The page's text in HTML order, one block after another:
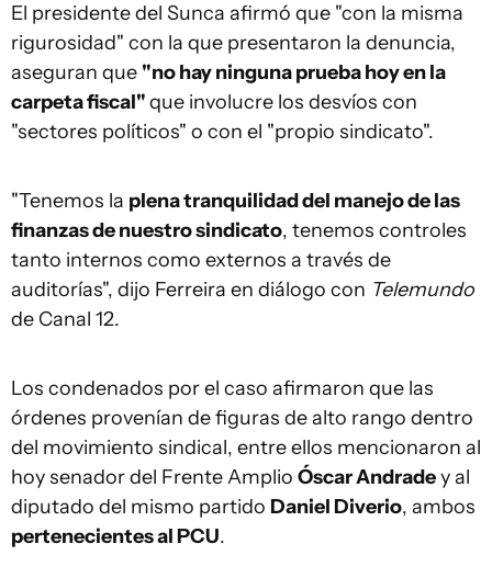
El presidente del Sunca afirmó que "con la misma
rigurosidad" con la que presentaron la denuncia,
aseguran que "no hay ninguna prueba hoy en la
carpeta fiscal"que involucre los desvíos con
"sectores políticos" o con el "propio sindicato".
"Tenemos la plena tranquilidad del manejo de las
finanzas de nuestro sindicato, tenemos controles
tanto internos como externos a través de
auditorías", dijo Ferreira en diálogo con Telemundo
de Canal 12.
Los condenados por el caso afirmaron que las
órdenes provenían de figuras de alto rango dentro
del movimiento sindical, entre ellos mencionaron al
hoy senador del Frente Amplio Óscar Andradey al
diputado del mismo partido Daniel Diverio, ambos
pertenecientes al PCU.